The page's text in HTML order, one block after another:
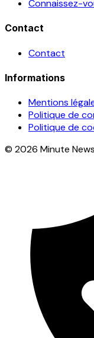
Connaissez-
Contact
Contact
Informations
Mentions
Politique de
Politique de
© 2026 Minute